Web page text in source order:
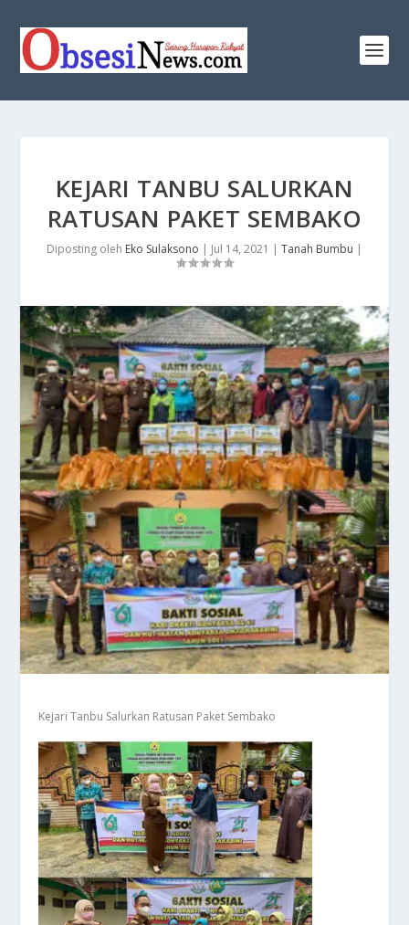
KEJARI TANBU SALURKAN
RATUSAN PAKET SEMBAKO
Diposting oleh Eko Sulaksono | Jul 14, 2021 | Tanah Bumbu |
Kejari Tanbu Salurkan Ratusan Paket Sembako